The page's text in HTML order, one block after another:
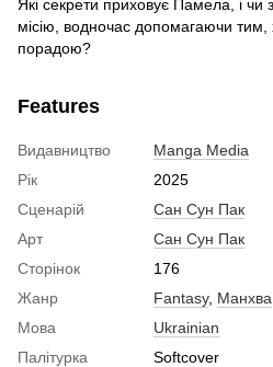
Які секрети приховує Памела, і
місію, водночас допомагаючи тим,
порадою?
Features
Видавництво
Manga Media
Рік
2025
Сценарій
Сан Сун Пак
Арт
Сан Сун Пак
Сторінок
176
Жанр
Fantasy, Манхва
Мова
Ukrainian
Палітурка
Softcover